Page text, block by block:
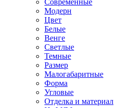
Современные
Модерн
Цвет
Белые
Венге
Светлые
Темные
Размер
Малогабаритные
Форма
Угловые
Отделка и материал